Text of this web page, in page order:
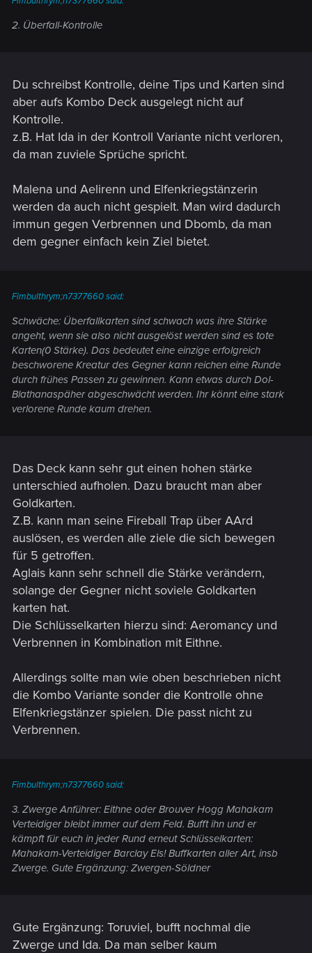
2. Überfall-Kontrolle
Du schreibst Kontrolle, deine Tips und Karten sind
aber aufs Kombo Deck ausgelegt nicht auf
Kontrolle.
z.B. Hat Ida in der Kontroll Variante nicht verloren,
da man zuviele Sprüche spricht.
Malena und Aelirenn und Elfenkriegstänzerin
werden da auch nicht gespielt. Man wird dadurch
immun gegen Verbrennen und Dbomb, da man
dem gegner einfach kein Ziel bietet.
Fimbulthrym;n7377660 said:
Schwäche: Überfallkarten sind schwach was ihre Stärke
angeht, wenn sie also nicht ausgelöst werden sind es tote
Karten(0 Stärke). Das bedeutet eine einzige erfolgreich
beschworene Kreatur des Gegner kann reichen eine Runde
durch frühes Passen zu gewinnen. Kann etwas durch Dol-
Blathanaspäher abgeschwächt werden. Ihr könnt eine stark
verlorene Runde kaum drehen.
Das Deck kann sehr gut einen hohen stärke
unterschied aufholen. Dazu braucht man aber
Goldkarten.
Z.B. kann man seine Fireball Trap über AArd
auslösen, es werden alle ziele die sich bewegen
für 5 getroffen.
Aglais kann sehr schnell die Stärke verändern,
solange der Gegner nicht soviele Goldkarten
karten hat.
Die Schlüsselkarten hierzu sind: Aeromancy und
Verbrennen in Kombination mit Eithne.
Allerdings sollte man wie oben beschrieben nicht
die Kombo Variante sonder die Kontrolle ohne
Elfenkriegstänzer spielen. Die passt nicht zu
Verbrennen.
Fimbulthrym;n7377660 said:
3. Zwerge Anführer: Eithne oder Brouver Hogg Mahakam
Verteidiger bleibt immer auf dem Feld. Bufft ihn und er
kämpft für euch in jeder Rund erneut Schlüsselkarten:
Mahakam-Verteidiger Barclay Els! Buffkarten aller Art, insb
Zwerge. Gute Ergänzung: Zwergen-Söldner
Gute Ergänzung: Toruviel, bufft nochmal die
Zwerge und Ida. Da man selber kaum